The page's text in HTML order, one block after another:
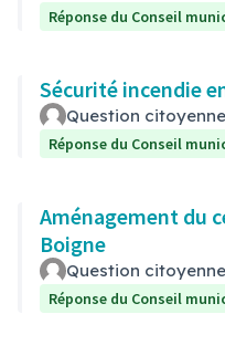
Réponse du Conseil
Sécurité incendie
Question citoyenne
Réponse du Conseil
Aménagement du
Boigne
Question citoyenne
Réponse du Conseil